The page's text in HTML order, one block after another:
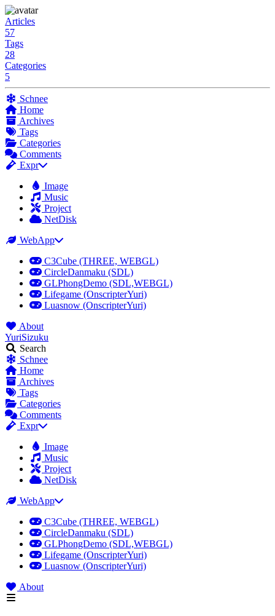
Articles
57
Tags
28
Categories
5
Schnee
Home
Archives
Tags
Categories
Comments
Expr
Image
Music
Project
NetDisk
WebApp
C3Cube (THREE, WEBGL)
CircleDanmaku (SDL)
GLPhongDemo (SDL,WEBGL)
Lifegame (OnscripterYuri)
Luasnow (OnscripterYuri)
About
YuriSizuku
Search
Schnee
Home
Archives
Tags
Categories
Comments
Expr
Image
Music
Project
NetDisk
WebApp
C3Cube (THREE, WEBGL)
CircleDanmaku (SDL)
GLPhongDemo (SDL,WEBGL)
Lifegame (OnscripterYuri)
Luasnow (OnscripterYuri)
About